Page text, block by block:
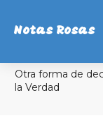
Notas Rosas
Otra forma de
la Verdad